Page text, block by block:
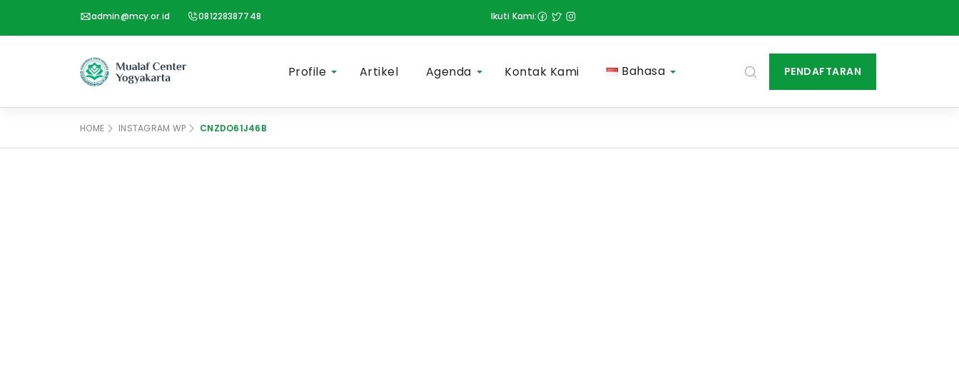
admin@mcy.or.id 081228387748 Ikuti Kami:
Profile MoreArtikel Agenda MoreKontak Kami Bahasa PENDAFTARAN
HOME INSTAGRAM WP CNZDO61J46B